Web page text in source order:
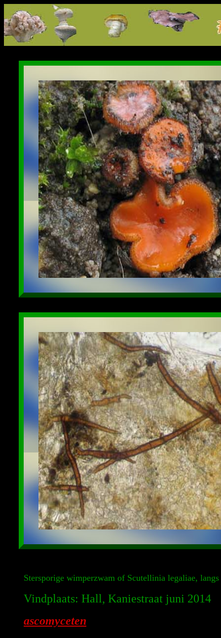
Stersporige wimperzwam of Scutellinia legaliae,
Vindplaats: Hall, Kaniestraat juni 2014
ascomyceten